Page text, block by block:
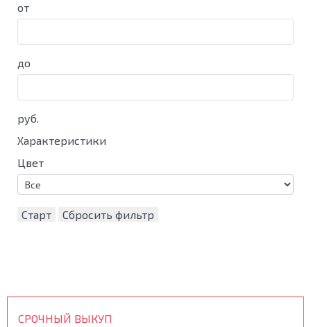
от
до
руб.
Характеристики
Цвет
Старт Сбросить фильтр
СРОЧНЫЙ ВЫКУП